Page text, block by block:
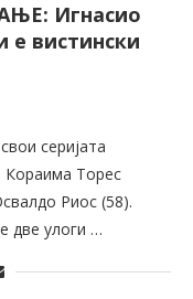
Игнасио
е вистински
серијата
Кораима Торес
Риос (58).
две улоги …